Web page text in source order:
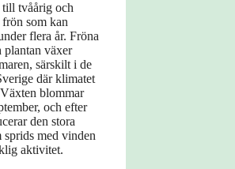
tvåårig och
som kan
flera år. Fröna
plantan växer
särskilt i de
där klimatet
blommar
och efter
den stora
sprids med vinden
aktivitet.